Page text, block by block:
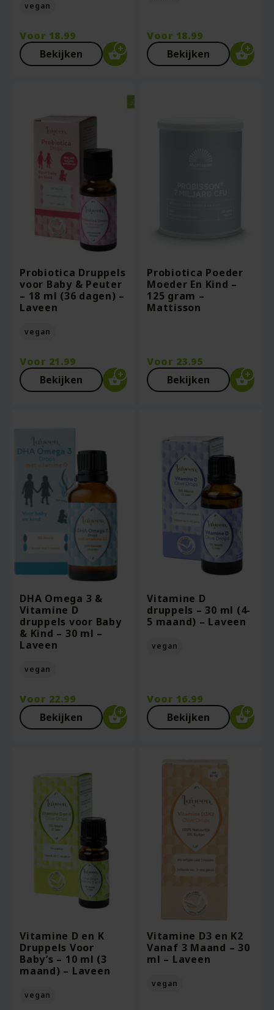
vegan
Voor 18.99
Bekijken
Voor 18.99
Bekijken
Probiotica Druppels
voor Baby & Peuter
– 18 ml (36 dagen) –
Laveen
vegan
Voor 21.99
Bekijken
Probiotica Poeder
Moeder En Kind –
125 gram –
Mattisson
Voor 23.95
Bekijken
DHA Omega 3 &
Vitamine D
druppels voor Baby
& Kind – 30 ml –
Laveen
vegan
Voor 22.99
Bekijken
Vitamine D
druppels – 30 ml (4-
5 maand) – Laveen
vegan
Voor 16.99
Bekijken
Vitamine D en K
Druppels Voor
Baby’s – 10 ml (3
maand) – Laveen
vegan
Vitamine D3 en K2
Vanaf 3 Maand – 30
ml – Laveen
vegan